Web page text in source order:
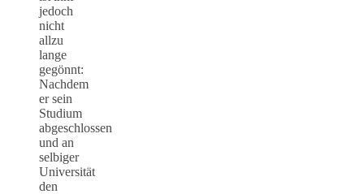
jedoch
nicht
allzu
lange
gegönnt:
Nachdem
er sein
Studium
abgeschlossen
und an
selbiger
Universität
den